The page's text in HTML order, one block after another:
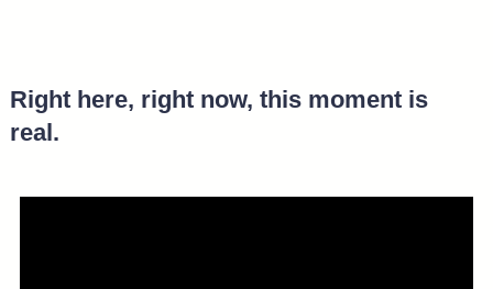
Right here, right now, this moment is
real.